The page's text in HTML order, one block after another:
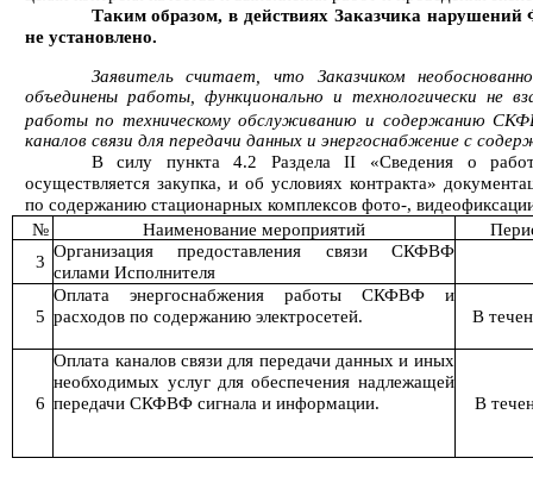
Таким образом, в действиях Заказчика
не установлено.
Заявитель считает, что Заказчиком
объединены работы, функционально и технологически не
работы по техническому обслуживанию и содержанию
каналов связи для передачи данных и энергоснабжение с
В силу пункта 4.2 Раздела II «Сведения о
осуществляется закупка, и об условиях контракта»
по содержанию стационарных комплексов фото-,
№
Наименование мероприятий
3
Организация предоставления связи СКФВФ
силами Исполнителя
5
Оплата энергоснабжения работы СКФВФ и
расходов по содержанию электросетей.
В
6
Оплата каналов связи для передачи данных и иных
необходимых услуг для обеспечения надлежащей
передачи СКФВФ сигнала и информации.
В